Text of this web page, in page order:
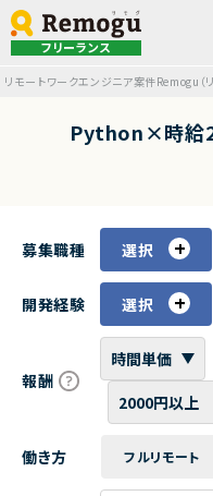
フリーランス
リモートワークエンジニア案件Remogu（リ
Python×時給
募集職種 選択
開発経験 選択
報酬
働き方 フルリモート